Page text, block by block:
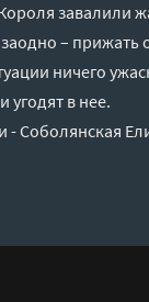
завалили
–
ничего
угодят в нее.
Соболянская